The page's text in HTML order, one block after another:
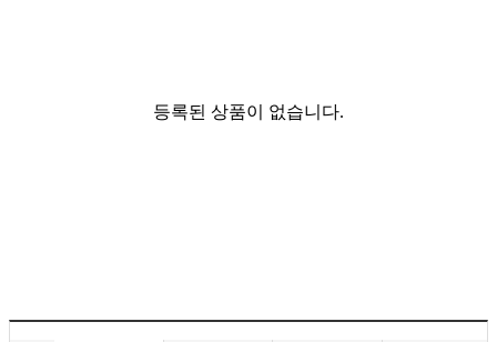
등록된 상품이 없습니다.